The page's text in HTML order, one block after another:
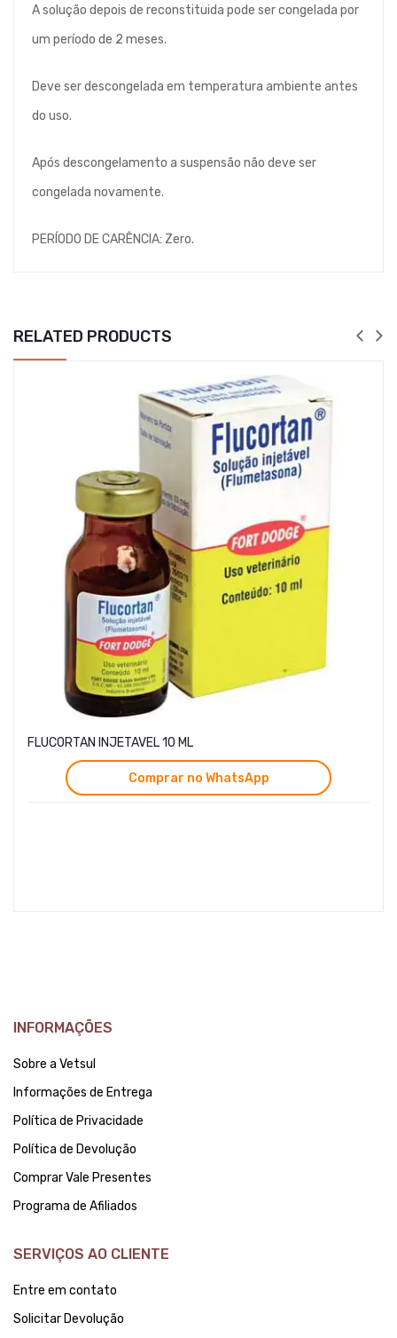
A solução depois de reconstituida pode ser congelada por
um período de 2 meses.
Deve ser descongelada em temperatura ambiente antes
do uso.
Após descongelamento a suspensão não deve ser
congelada novamente.
PERÍODO DE CARÊNCIA: Zero.
RELATED PRODUCTS
FLUCORTAN INJETAVEL 10 ML
Comprar no WhatsApp
INFORMAÇÕES
Sobre a Vetsul
Informações de Entrega
Política de Privacidade
Política de Devolução
Comprar Vale Presentes
Programa de Afiliados
SERVIÇOS AO CLIENTE
Entre em contato
Solicitar Devolução